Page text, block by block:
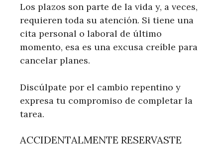
Los plazos son parte de la vida y, a veces,
requieren toda su atención. Si tiene una
cita personal o laboral de último
momento, esa es una excusa creíble para
cancelar planes.
Discúlpate por el cambio repentino y
expresa tu compromiso de completar la
tarea.
ACCIDENTALMENTE RESERVASTE